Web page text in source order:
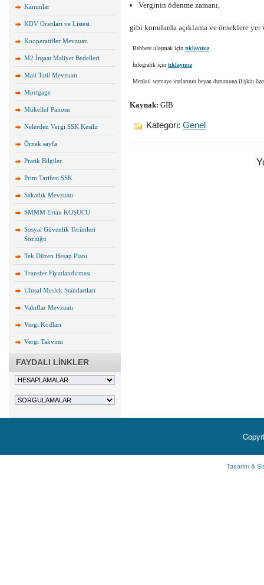
Kanunlar
KDV Oranları ve Listesi
Kooperatifler Mevzuatı
M2 İnşaat Maliyet Bedelleri
Mali Tatil Mevzuatı
Mortgage
Mükellef Panosu
Nelerden Vergi SSK Kesilir
Örnek sayfa
Pratik Bilgiler
Prim Tarifesi SSK
Sakatlık Mevzuatı
SMMM Ertan KOŞUCU
Sosyal Güvenlik Terimleri
Sözlüğü
Tek Düzen Hesap Planı
Transfer Fiyatlandırması
Ulusal Meslek Standartları
Vakıflar Mevzuatı
Vergi Kodları
Vergi Takvimi
FAYDALI LİNKLER
Verginin ödenme zamanı,
gibi konularda açıklama ve örneklere yer
Rehbere ulaşmak için tıklayınız
İnfografik için tıklayınız
Menkul sermaye iratlarının beyan durumuna ilişkin
Kaynak: GİB
Kategori: Genel
Tasarim &